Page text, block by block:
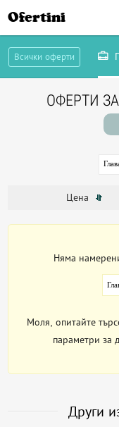
Ofertini
Всички оферти
ОФЕРТИ
Цена
Няма
Моля, опитайте
параметри за
Други